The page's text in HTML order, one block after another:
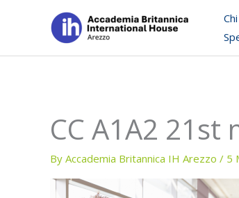
CC A1A2 21st
By Accademia Britannica IH Arezzo / 5